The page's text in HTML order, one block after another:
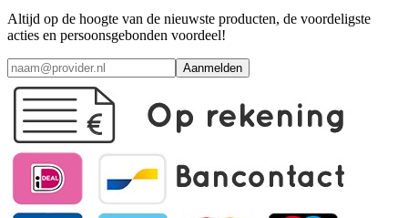
Altijd op de hoogte van de nieuwste producten, de voordeligste
acties en persoonsgebonden voordeel!
Aanmelden